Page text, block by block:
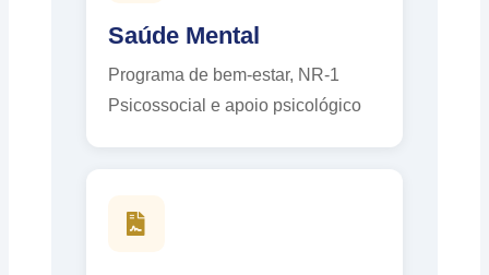
Saúde Mental
Programa de bem-estar, NR-1
Psicossocial e apoio psicológico